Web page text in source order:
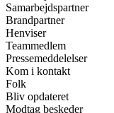
Samarbejdspartner
Brandpartner
Henviser
Teammedlem
Pressemeddelelser
Kom i kontakt
Folk
Bliv opdateret
Modtag beskeder